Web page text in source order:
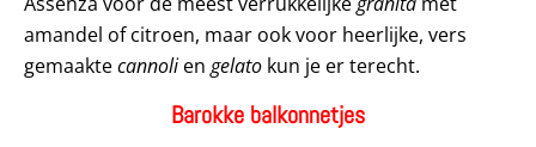
amandel of citroen, maar ook voor heerlijke, vers
gemaaktecannolien gelato kun je er terecht.
Barokke balkonnetjes